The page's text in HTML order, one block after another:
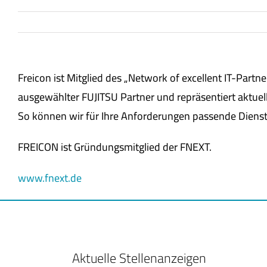
Freicon ist Mitglied des „Network of excellent IT-
ausgewählter FUJITSU Partner und repräsentiert
So können wir für Ihre Anforderungen passende
FREICON ist Gründungsmitglied der FNEXT.
www.fnext.de
Aktuelle Stellenanzeigen